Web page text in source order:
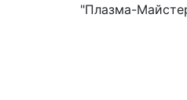
"Плазма-